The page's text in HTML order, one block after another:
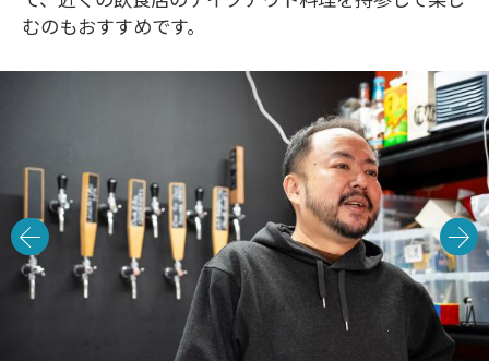
むのもおすすめです。